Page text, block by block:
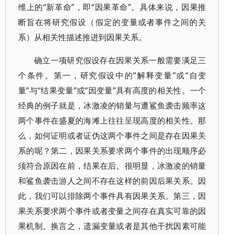
维上的“新革命”，即“因果革命”。具体来说，因果推
断旨在将研究假设（假定的变量或者事件之间的关
系）从相关性描述推进到因果关系。
确立一项研究假设存在因果关系一般需要满足三
个条件。第一，研究假设中的“解释变量”或“自变
量”与“结果变量”或“因变量”具有高度的相关性。一个
经典的例子就是，冰激凌的销量与遭鲨鱼袭击频率这
两个事件在盛夏的海滩上往往呈现高度的相关性。那
么，如何证明或者证伪这两个事件之间是存在因果关
系的呢？第二，因果关系要求两个事件的出现顺序必
须符合原因在前，结果在后。很明显，冰激凌的销量
和鲨鱼袭击游人之间不存在这样的前因后果关系。因
此，我们可以排除两个事件具有因果关系。第三，因
果关系要求两个事件或者变量之间存在真实可靠的因
果机制。换言之，遗漏变量或者是其他干扰因素可能